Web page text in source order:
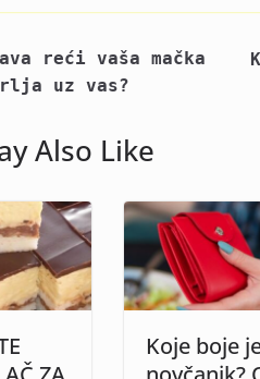
reći vaša mačka
uz vas?
Also Like
Koje boje